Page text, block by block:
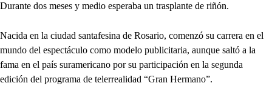
Durante dos meses y medio esperaba un trasplante de riñón.
Nacida en la ciudad santafesina de Rosario, comenzó su carrera en el
mundo del espectáculo como modelo publicitaria, aunque saltó a la
fama en el país suramericano por su participación en la segunda
edición del programa de telerrealidad “Gran Hermano”.